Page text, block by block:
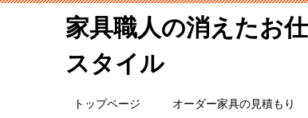
家具職人の消えたお
スタイル
トップページ オーダー家具の見積もり